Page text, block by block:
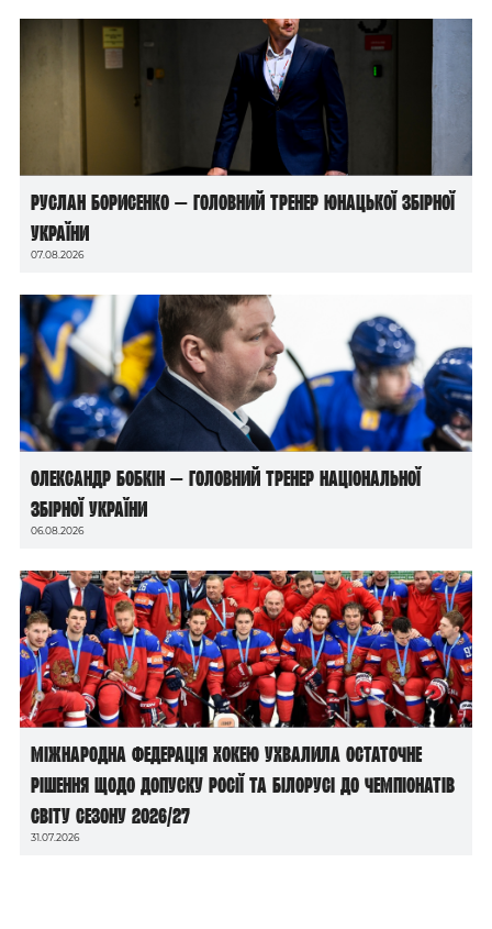
Руслан Борисенко — головний тренер юнацької збірної
України
07.08.2026
Олександр Бобкін — головний тренер національної
збірної України
06.08.2026
Міжнародна федерація хокею ухвалила остаточне
рішення щодо допуску росії та білорусі до чемпіонатів
світу сезону 2026/27
31.07.2026